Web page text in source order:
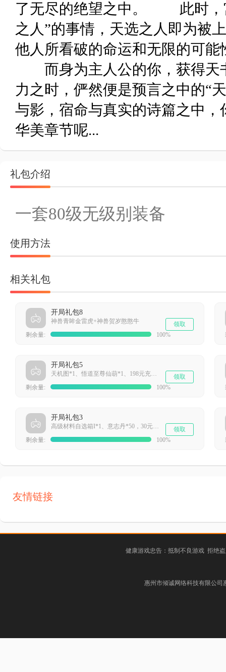
了无尽的绝望之中。 此时，
之人”的事情，天选之人即为被
他人所看破的命运和无限的可
而身为主人公的你，获得天
力之时，俨然便是预言之中的“
与影，宿命与真实的诗篇之中
华美章节呢...
礼包介绍
一套80级无级别装备
使用方法
相关礼包
开局礼包8
神兽青眸金雷虎+神兽贺岁憨憨牛
剩余量:
100%
领取
开局礼包5
天机图*1、悟道至尊仙葫*1、198元充值卡*1
剩余量:
100%
领取
开局礼包3
高级材料自选箱I*1、意志丹*50，30元充值卡*1
剩余量:
100%
领取
友情链接
健康游戏忠告：抵制不良游戏 拒绝
惠州市倾诚网络科技有限公司